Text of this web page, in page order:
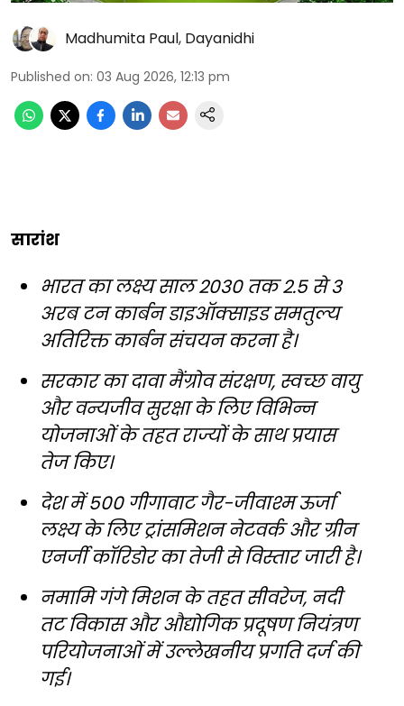
Madhumita Paul, Dayanidhi
Published on: 03 Aug 2026, 12:13 pm
सारांश
भारत का लक्ष्य साल 2030 तक 2.5 से 3
अरब टन कार्बन डाइऑक्साइड समतुल्य
अतिरिक्त कार्बन संचयन करना है।
सरकार का दावा मैंग्रोव संरक्षण, स्वच्छ वायु
और वन्यजीव सुरक्षा के लिए विभिन्न
योजनाओं के तहत राज्यों के साथ प्रयास
तेज किए।
देश में 500 गीगावाट गैर-जीवाश्म ऊर्जा
लक्ष्य के लिए ट्रांसमिशन नेटवर्क और ग्रीन
एनर्जी कॉरिडोर का तेजी से विस्तार जारी है।
नमामि गंगे मिशन के तहत सीवरेज, नदी
तट विकास और औद्योगिक प्रदूषण नियंत्रण
परियोजनाओं में उल्लेखनीय प्रगति दर्ज की
गई।